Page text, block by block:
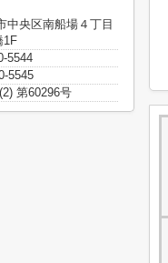
中央区南船場４丁目
1F
5544
5545
第60296号